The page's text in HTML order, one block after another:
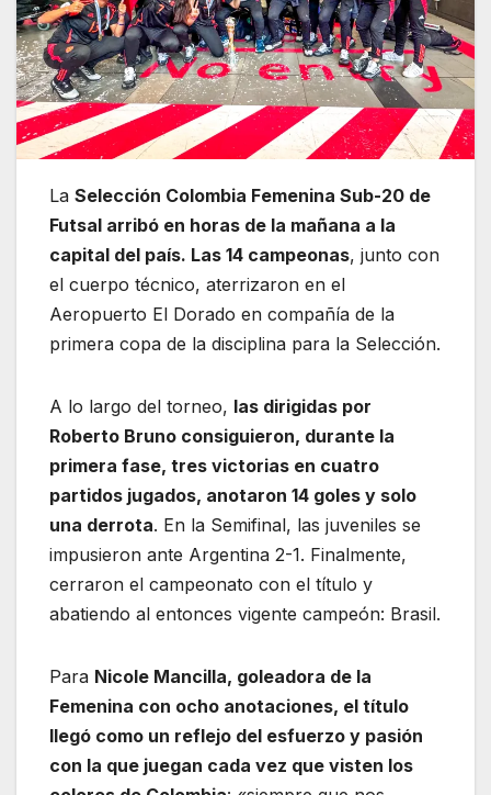
La Selección Colombia Femenina Sub-20 de
Futsal arribó en horas de la mañana a la
capital del país. Las 14 campeonas, junto con
el cuerpo técnico, aterrizaron en el
Aeropuerto El Dorado en compañía de la
primera copa de la disciplina para la Selección.
A lo largo del torneo, las dirigidas por
Roberto Bruno consiguieron, durante la
primera fase, tres victorias en cuatro
partidos jugados, anotaron 14 goles y solo
una derrota. En la Semifinal, las juveniles se
impusieron ante Argentina 2-1. Finalmente,
cerraron el campeonato con el título y
abatiendo al entonces vigente campeón: Brasil.
Para Nicole Mancilla, goleadora de la
Femenina con ocho anotaciones, el título
llegó como un reflejo del esfuerzo y pasión
con la que juegan cada vez que visten los